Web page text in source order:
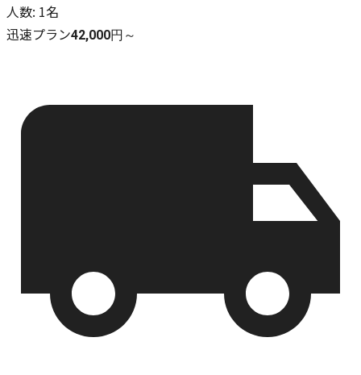
人数: 1名
迅速プラン42,000円～